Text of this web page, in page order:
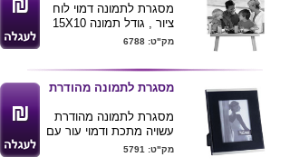
מסגרת לתמונה דמוי לוח
ציור , גודל תמונה 15X10
ס"מ
הדפסת לוגו הלקוח
מק"ט: 6788
מסגרת לתמונה מהודרת
מסגרת לתמונה מהודרת
עשויה מתכת ודמוי עור עם
תפרים .
מק"ט: 5791